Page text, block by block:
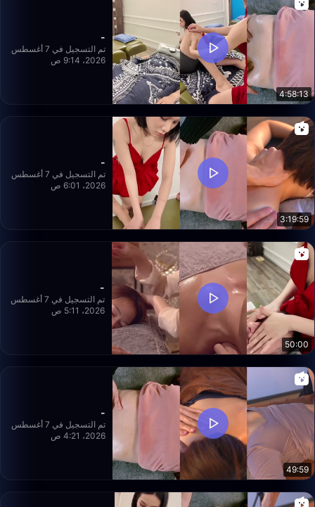
4:58:13
-
تم التسجيل في 7 أغسطس
2026، 9:14 ص
3:19:59
-
تم التسجيل في 7 أغسطس
2026، 6:01 ص
50:00
-
تم التسجيل في 7 أغسطس
2026، 5:11 ص
49:59
-
تم التسجيل في 7 أغسطس
2026، 4:21 ص